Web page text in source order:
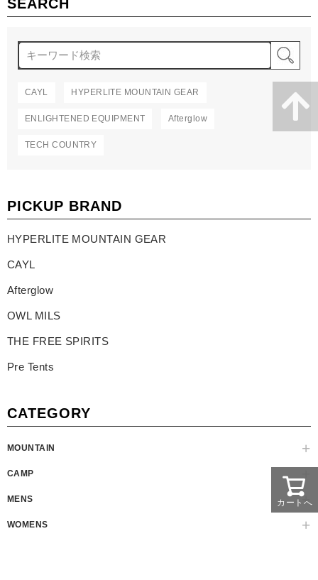
SEARCH
CAYL HYPERLITE MOUNTAIN GEAR
ENLIGHTENED EQUIPMENT Afterglow
TECH COUNTRY
PICKUP BRAND
HYPERLITE MOUNTAIN GEAR
CAYL
Afterglow
OWL MILS
THE FREE SPIRITS
Pre Tents
CATEGORY
MOUNTAIN
CAMP
MENS
WOMENS
カートへ